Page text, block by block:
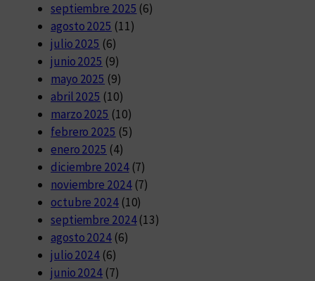
septiembre 2025 (6)
agosto 2025 (11)
julio 2025 (6)
junio 2025 (9)
mayo 2025 (9)
abril 2025 (10)
marzo 2025 (10)
febrero 2025 (5)
enero 2025 (4)
diciembre 2024(7)
noviembre 2024(7)
octubre 2024(10)
septiembre 2024(13)
agosto 2024(6)
julio 2024 (6)
junio 2024 (7)